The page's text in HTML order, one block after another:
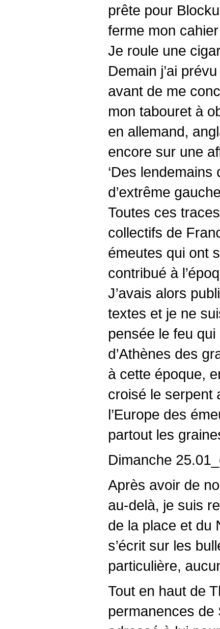
prête pour
ferme mon
Je roule une
Demain j’ai
avant de me
mon tabouret à
en allemand,
encore sur une
‘Des
d’extrême
Toutes ces
collectifs de
émeutes qui ont
contribué à
J’avais alors
textes et je ne
pensée le feu
d’Athènes des
à cette époque,
croisé le serpent
l’Europe des
partout les
Dimanche
Après avoir de
au-delà, je suis
de la place et du
s’écrit sur les
particulière,
Tout en haut de
permanences de